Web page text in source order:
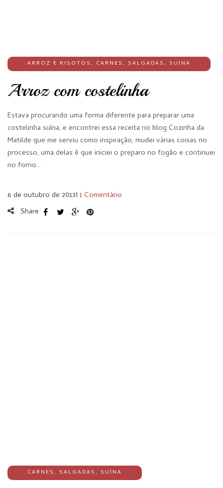
ARROZ E RISOTOS, CARNES, SALGADAS, SUÍNA
Arroz com costelinha
Estava procurando uma forma diferente para preparar uma
costelinha suína, e encontrei essa receita no blog Cozinha da
Matilde que me serviu como inspiração, mudei várias coisas no
processo, uma delas é que iniciei o preparo no fogão e continuei
no forno…
6 de outubro de 2013I 1 Comentário
Share
CARNES, SALGADAS, SUÍNA